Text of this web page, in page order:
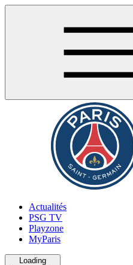
Actualités
PSG TV
Playzone
MyParis
Loading